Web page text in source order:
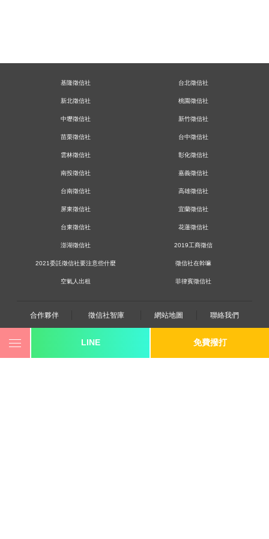
LINE 免費撥打
基隆徵信社 台北徵信社
新北徵信社 桃園徵信社
中壢徵信社 新竹徵信社
苗栗徵信社 台中徵信社
雲林徵信社 彰化徵信社
南投徵信社 嘉義徵信社
台南徵信社 高雄徵信社
屏東徵信社 宜蘭徵信社
台東徵信社 花蓮徵信社
澎湖徵信社 2019工商徵信
2021委託徵信社要注意些什麼 徵信社在幹嘛
空氣人出租 菲律賓徵信社
合作夥伴 徵信社智庫 網站地圖 聯絡我們
0800-250-555 revote990109@gmail.com
youtube twitter facebook line